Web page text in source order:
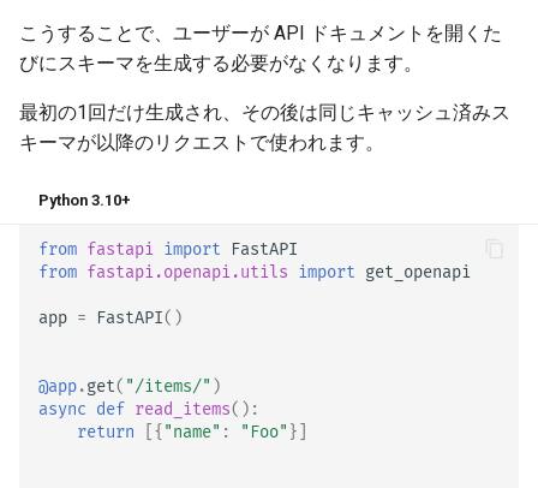
こうすることで、ユーザーが API ドキュメントを開くた
びにスキーマを生成する必要がなくなります。
最初の1回だけ生成され、その後は同じキャッシュ済みス
キーマが以降のリクエストで使われます。
Python 3.10+
from fastapi import
FastAPI
from fastapi.openapi.utils import get_openapi
app = FastAPI()
@app.get( "/items/" )
async def read_items():
return
[{ "name" : "Foo" }]